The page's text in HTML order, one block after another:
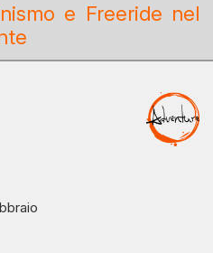
e Freeride nel